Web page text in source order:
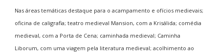
Nas áreas temáticas destaque para o acampamento e ofícios medievais;
oficina de caligrafia; teatro medieval Mansion, com a Krisálida; comédia
medieval, com a Porta de Cena; caminhada medieval; Caminha
Liborum, com uma viagem pela literatura medieval; acolhimento ao